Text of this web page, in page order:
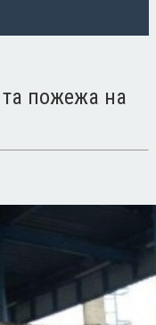
та пожежа на